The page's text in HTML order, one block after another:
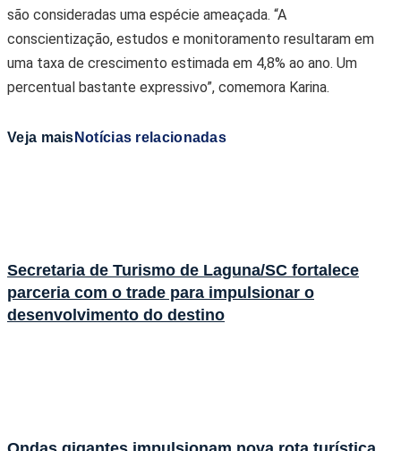
são consideradas uma espécie ameaçada. “A
conscientização, estudos e monitoramento resultaram em
uma taxa de crescimento estimada em 4,8% ao ano. Um
percentual bastante expressivo”, comemora Karina.
Veja mais Notícias relacionadas
Secretaria de Turismo de Laguna/SC fortalece
parceria com o trade para impulsionar o
desenvolvimento do destino